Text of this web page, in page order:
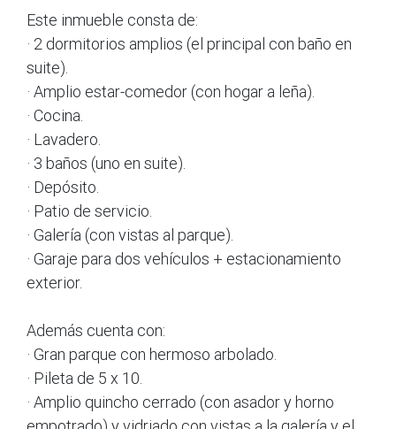
Este inmueble consta de:
· 2 dormitorios amplios (el principal con baño en
suite).
· Amplio estar-comedor (con hogar a leña).
· Cocina.
· Lavadero.
· 3 baños (uno en suite).
· Depósito.
· Patio de servicio.
· Galería (con vistas al parque).
· Garaje para dos vehículos + estacionamiento
exterior.
Además cuenta con:
· Gran parque con hermoso arbolado.
· Pileta de 5 x 10.
· Amplio quincho cerrado (con asador y horno